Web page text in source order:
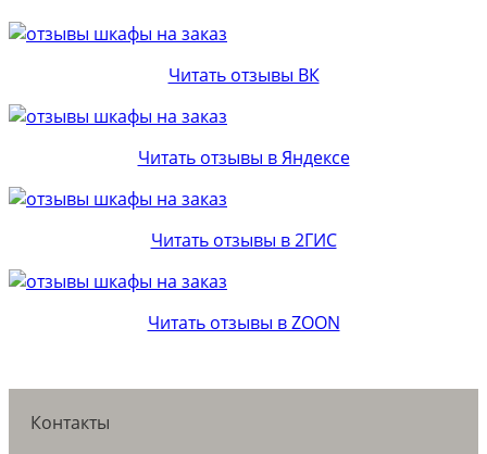
Читать отзывы ВК
Читать отзывы в Яндексе
Читать отзывы в 2ГИС
Читать отзывы в ZOON
Контакты